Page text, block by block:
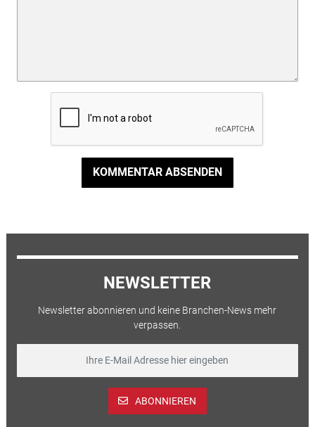
KOMMENTAR ABSENDEN
NEWSLETTER
Newsletter abonnieren und keine Branchen-News mehr
verpassen.
ABONNIEREN